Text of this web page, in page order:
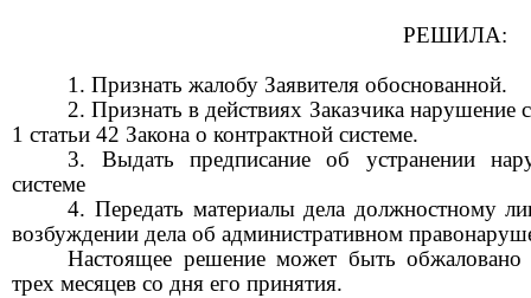
РЕШИЛА:
1. Признать жалобу Заявителя обоснованной.
2. Признать в действиях Заказчика нарушение
1 статьи 42 Закона о контрактной системе.
3. Выдать предписание об устранении
системе
4. Передать материалы дела должностному
возбуждении дела об административном
Настоящее решение может быть обжаловано
трех месяцев со дня его принятия.